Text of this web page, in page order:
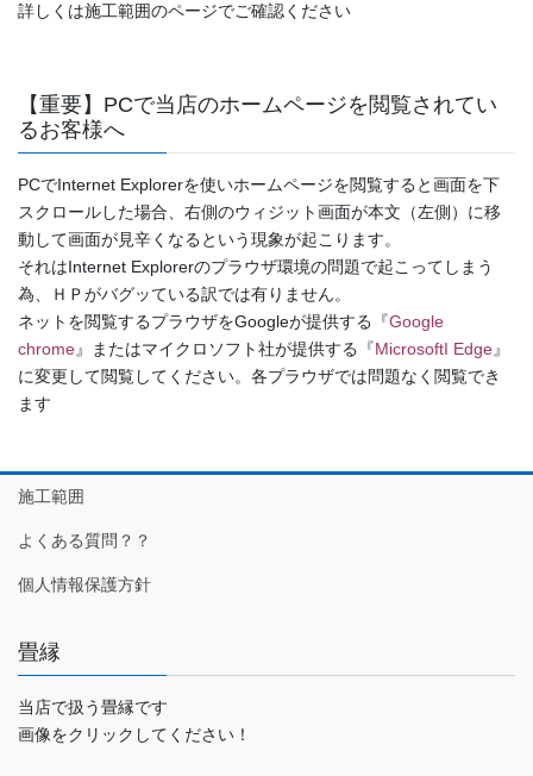
詳しくは施工範囲のページでご確認ください
【重要】PCで当店のホームページを閲覧されてい
るお客様へ
PCでInternet Explorerを使いホームページを閲覧すると画面を下
スクロールした場合、右側のウィジット画面が本文（左側）に移
動して画面が見辛くなるという現象が起こります。
それはInternet Explorerのプラウザ環境の問題で起こってしまう
為、ＨＰがバグッている訳では有りません。
ネットを閲覧するプラウザをGoogleが提供する『Google
chrome』またはマイクロソフト社が提供する『MicrosoftI Edge』
に変更して閲覧してください。各プラウザでは問題なく閲覧でき
ます
施工範囲
よくある質問？？
個人情報保護方針
畳縁
当店で扱う畳縁です
画像をクリックしてください！